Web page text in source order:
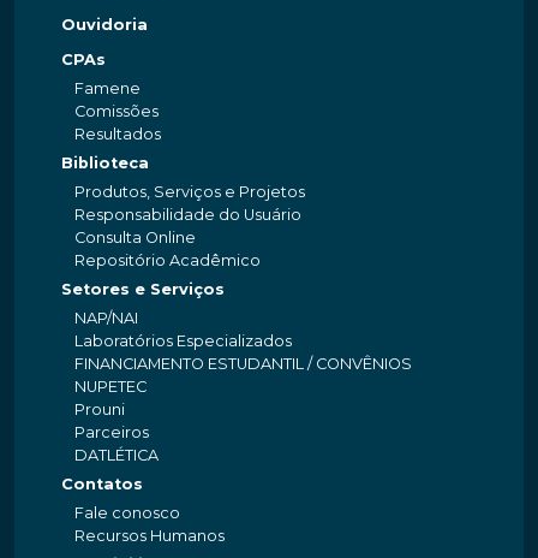
Ouvidoria
CPAs
Famene
Comissões
Resultados
Biblioteca
Produtos, Serviços e Projetos
Responsabilidade do Usuário
Consulta Online
Repositório Acadêmico
Setores e Serviços
NAP/NAI
Laboratórios Especializados
FINANCIAMENTO ESTUDANTIL / CONVÊNIOS
NUPETEC
Prouni
Parceiros
DATLÉTICA
Contatos
Fale conosco
Recursos Humanos